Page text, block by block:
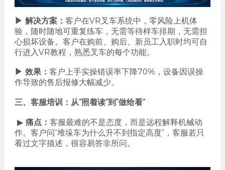
▶ 解决方案： 客户在VR叉车系统中，零风险上机体
验，随时随地可重复练车，无需等待样车排期，无需担
心损坏设备。客户在购前、购后、新员工入职时均可自
行进入VR教程，熟悉叉车的每个功能。
▶ 效果： 客户上手实操错误率下降70%，设备因误操
作导致的售后报修大幅减少。
三、客服培训：从“照着读”到“做给看”
▶ 痛点： 客服最难的不是态度，而是远程解释机械动
作。客户问“堆垛车为什么升不到指定高度”，客服若只
看过文字描述，很容易答非所问。